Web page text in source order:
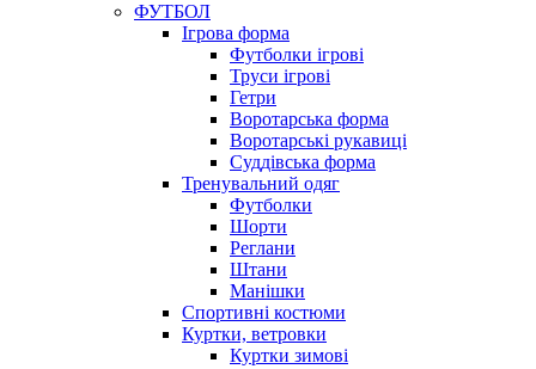
ФУТБОЛ
Ігрова форма
Футболки ігрові
Труси ігрові
Гетри
Воротарська форма
Воротарські рукавиці
Суддівська форма
Тренувальний одяг
Футболки
Шорти
Реглани
Штани
Манішки
Спортивні костюми
Куртки, ветровки
Куртки зимові